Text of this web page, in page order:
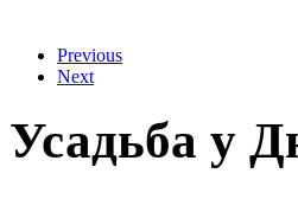
Previous
Next
Усадьба у